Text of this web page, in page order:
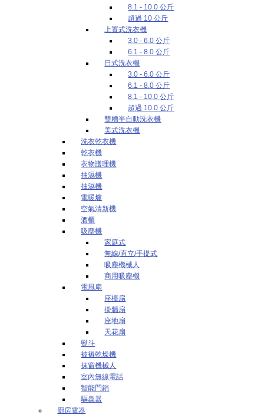
8.1 - 10.0 公斤
超過 10 公斤
上置式洗衣機
3.0 - 6.0 公斤
6.1 - 8.0 公斤
日式洗衣機
3.0 - 6.0 公斤
6.1 - 8.0 公斤
8.1 - 10.0 公斤
超過 10.0 公斤
雙糟半自動洗衣機
美式洗衣機
洗衣乾衣機
乾衣機
衣物護理機
抽濕機
抽濕機
電暖爐
空氣清新機
酒櫃
吸塵機
家庭式
無線/直立/手提式
吸塵機械人
商用吸塵機
電風扇
座檯扇
掛牆扇
座地扇
天花扇
熨斗
被褥乾燥機
抹窗機械人
室內無線電話
智能門鎖
驅蟲器
廚房電器